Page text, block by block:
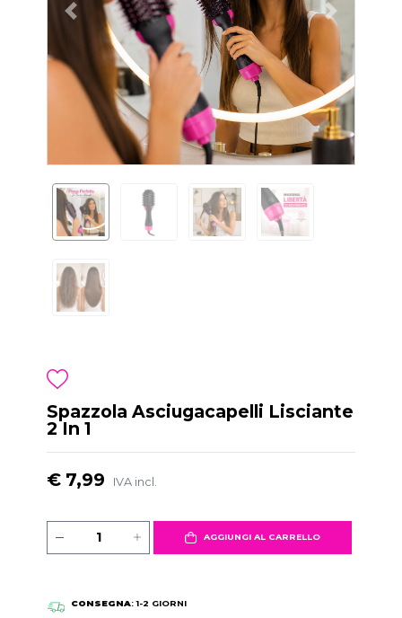
Spazzola Asciugacapelli Lisciante
2 In 1
€ 7,99 IVA incl.
AGGIUNGI AL CARRELLO
CONSEGNA: 1-2 GIORNI